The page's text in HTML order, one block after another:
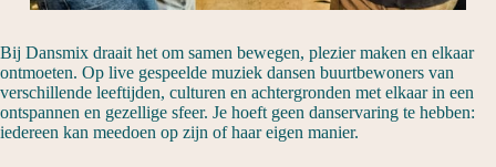
Bij Dansmix draait het om samen bewegen, plezier maken en elkaar
ontmoeten. Op live gespeelde muziek dansen buurtbewoners van
verschillende leeftijden, culturen en achtergronden met elkaar in een
ontspannen en gezellige sfeer. Je hoeft geen danservaring te hebben:
iedereen kan meedoen op zijn of haar eigen manier.